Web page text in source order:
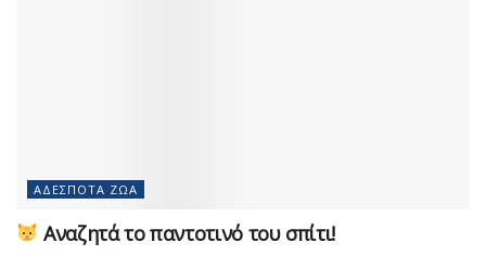
ΑΔΈΣΠΟΤΑ ΖΏΑ
Αναζητά το παντοτινό του σπίτι!